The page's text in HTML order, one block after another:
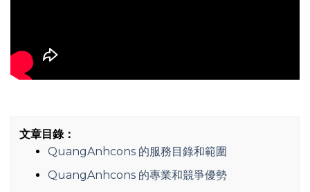
文章目錄：
QuangAnhcons 的服務目錄和範圍
QuangAnhcons 的專業和競爭優勢